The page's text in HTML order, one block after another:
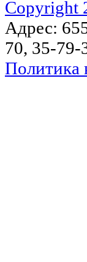
Адрес:
70, 35-
Политика